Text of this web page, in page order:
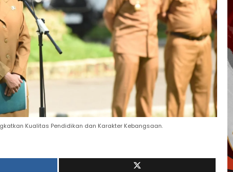
Kualitas Pendidikan dan Karakter Kebangsaan.